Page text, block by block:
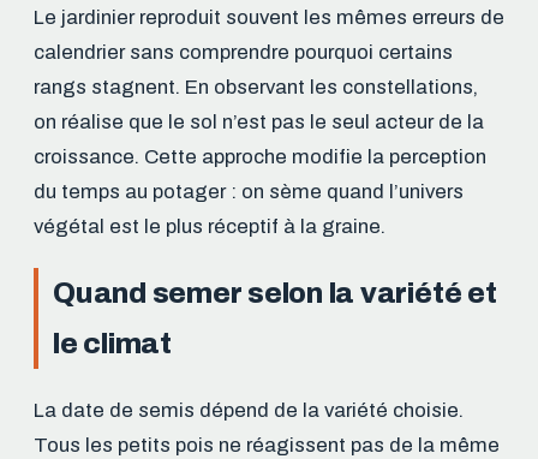
Le jardinier reproduit souvent les mêmes erreurs de
calendrier sans comprendre pourquoi certains
rangs stagnent. En observant les constellations,
on réalise que le sol n’est pas le seul acteur de la
croissance. Cette approche modifie la perception
du temps au potager : on sème quand l’univers
végétal est le plus réceptif à la graine.
Quand semer selon la variété et
le climat
La date de semis dépend de la variété choisie.
Tous les petits pois ne réagissent pas de la même